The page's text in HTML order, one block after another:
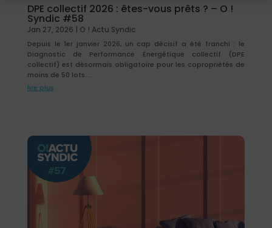
DPE collectif 2026 : êtes-vous prêts ? – O !
Syndic #58
Jan 27, 2026 | O ! Actu Syndic
Depuis le 1er janvier 2026, un cap décisif a été franchi : le
Diagnostic de Performance Énergétique collectif (DPE
collectif) est désormais obligatoire pour les copropriétés de
moins de 50 lots....
lire plus